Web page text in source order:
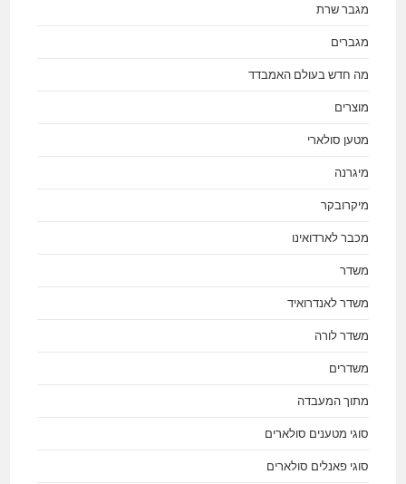
מגבר שרת
מגברים
מה חדש בעולם האמבדד
מוצרים
מטען סולארי
מיגרנה
מיקרובקר
מכבר לארדואינו
משדר
משדר לאנדרואיד
משדר לורה
משדרים
מתוך המעבדה
סוגי מטענים סולארים
סוגי פאנלים סולארים